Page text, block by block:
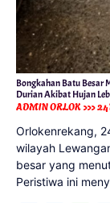
Bongkahan Batu Besar
Durian Akibat Hujan
ADMIN ORLOK
Orlokenrekang,
wilayah
besar yang
Peristiwa ini